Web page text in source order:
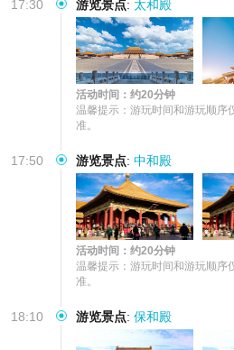
17:30 游览景点: 太和殿
活动时间：约20分钟
温馨提示：游玩时间和游玩顺序
准。
17:50 游览景点: 中和殿
活动时间：约20分钟
温馨提示：游玩时间和游玩顺序
准。
18:10 游览景点: 保和殿